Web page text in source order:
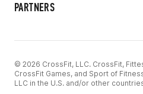
PARTNERS
© 2026 CrossFit, LLC. CrossFit,
CrossFit Games, and Sport of
LLC in the U.S. and/or other